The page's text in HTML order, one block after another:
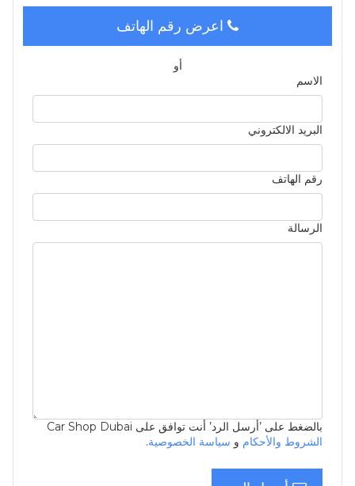
اعرض رقم الهاتف
أو
الاسم
البريد الالكتروني
رقم الهاتف
الرسالة
بالضغط على ’أرسل الرد’ أنت توافق على Car Shop Dubai
الشروط والأحكام و سياسة الخصوصية.